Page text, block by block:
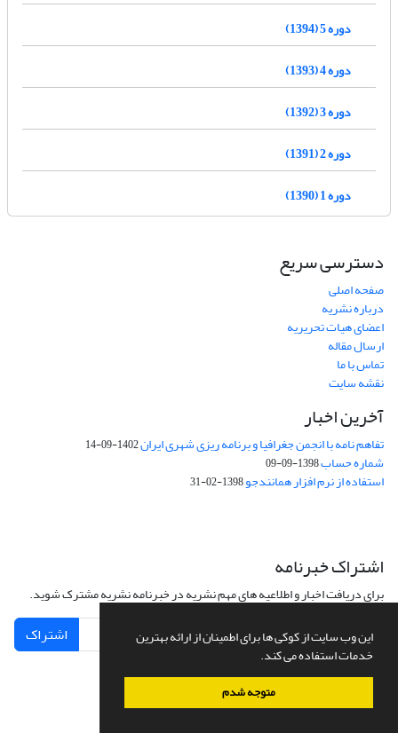
این وب سایت از کوکی ها برای اطمینان از ارائه بهترین
خدمات استفاده می کند.
متوجه شدم
دوره 5 (1394)
دوره 4 (1393)
دوره 3 (1392)
دوره 2 (1391)
دوره 1 (1390)
دسترسی سریع
صفحه اصلی
درباره نشریه
اعضای هیات تحریریه
ارسال مقاله
تماس با ما
نقشه سایت
آخرین اخبار
تفاهم نامه با انجمن جغرافیا و برنامه ریزی شهری ایران1402-09-14
شماره حساب1398-09-09
استفاده از نرم افزار همانندجو1398-02-31
اشتراک خبرنامه
برای دریافت اخبار و اطلاعیه های مهم نشریه در خبرنامه نشریه مشترک شوید.
اشتراک
سامانه مدیریت نشریات علمی.طراحی و پیاده سازی ازسیناوب